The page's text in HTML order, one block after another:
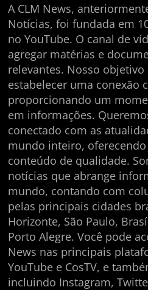
A CLM News,
Notícias, foi fundada em
no YouTube. O canal de
agregar matérias e
relevantes. Nosso
estabelecer uma conexão
proporcionando um
em informações.
conectado com as
mundo inteiro,
conteúdo de qualidade.
notícias que abrange
mundo, contando com
pelas principais cidades
Horizonte, São Paulo,
Porto Alegre. Você pode
News nas principais
YouTube e CosTV, e
incluindo Instagram,